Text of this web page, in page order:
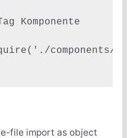
Komponente
components/
file import as object